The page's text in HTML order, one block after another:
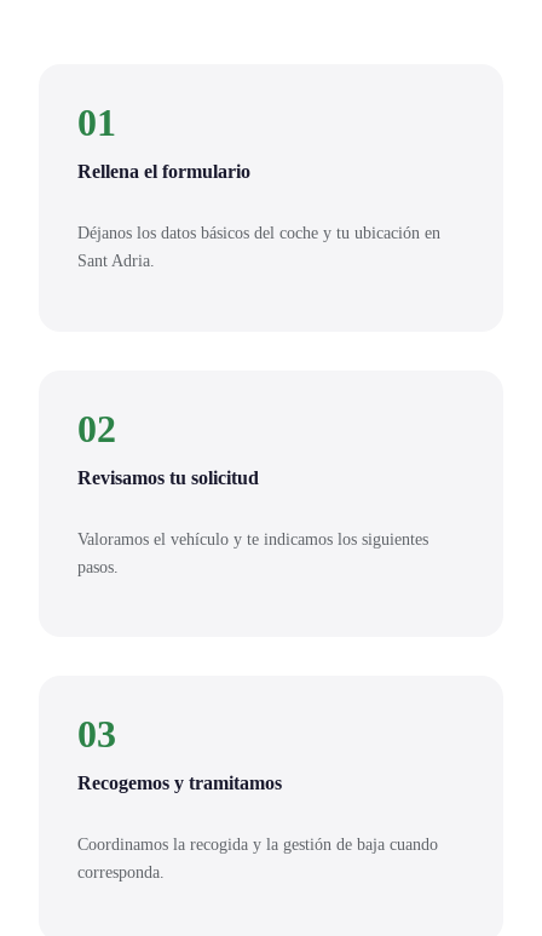
01
Rellena el formulario
Déjanos los datos básicos del coche y tu ubicación en
Sant Adria.
02
Revisamos tu solicitud
Valoramos el vehículo y te indicamos los siguientes
pasos.
03
Recogemos y tramitamos
Coordinamos la recogida y la gestión de baja cuando
corresponda.